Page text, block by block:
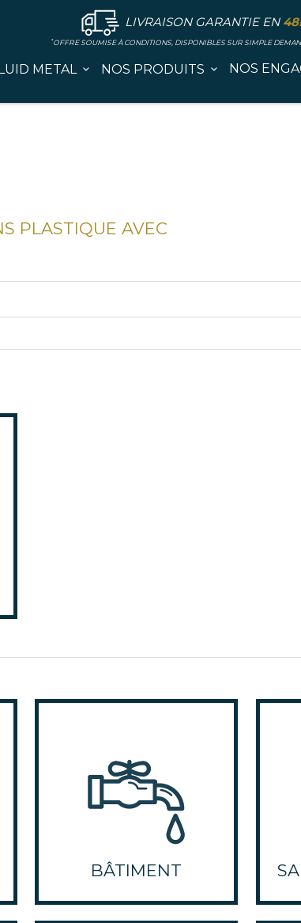
LIVRAISON GARANTIE EN
*OFFRE SOUMISE À CONDITIONS, DISPONIBLES SUR SIMPLE
METAL NOS PRODUITS NOS
PLASTIQUE AVEC
BÂTIMENT